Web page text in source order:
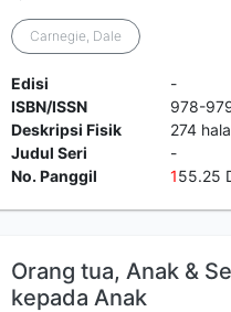
Carnegie, Dale
Edisi
-
ISBN/ISSN
978-
Deskripsi Fisik
274
Judul Seri
-
No. Panggil
155.25
Orang tua, Anak &
kepada Anak